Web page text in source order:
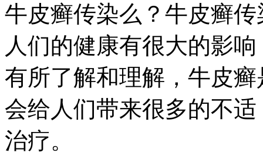
牛皮癣传染么？牛皮癣
人们的健康有很大的影
有所了解和理解，牛皮
会给人们带来很多的不
治疗。